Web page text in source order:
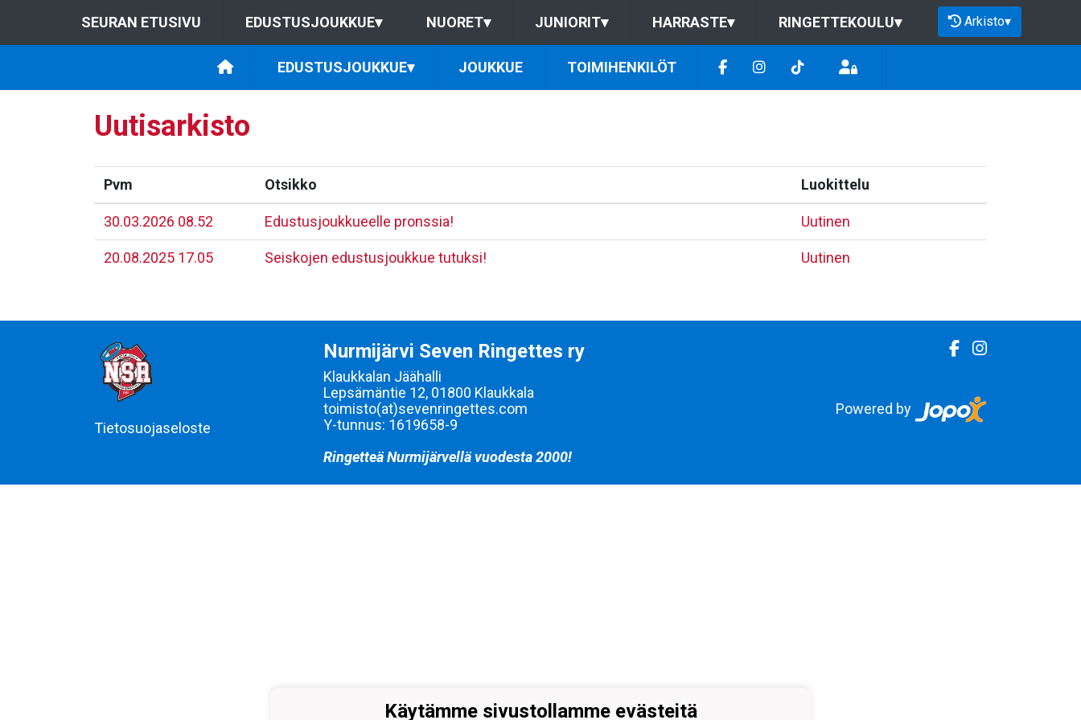
SEURAN ETUSIVU EDUSTUSJOUKKUE▾ NUORET▾ JUNIORIT▾ HARRASTE▾ RINGETTEKOULU▾ Arkisto▾
EDUSTUSJOUKKUE▾ JOUKKUE TOIMIHENKILÖT
Uutisarkisto
Pvm Otsikko Luokittelu
30.03.2026 08.52 Edustusjoukkueelle pronssia! Uutinen
20.08.2025 17.05 ​Seiskojen edustusjoukkue tutuksi! Uutinen
Tietosuojaseloste
Nurmijärvi Seven Ringettes ry
Klaukkalan Jäähalli
Lepsämäntie 12, 01800 Klaukkala
toimisto(at)sevenringettes.com
Y-tunnus: 1619658-9
Ringetteä Nurmijärvellä vuodesta 2000!
Powered by
Käytämme sivustollamme evästeitä